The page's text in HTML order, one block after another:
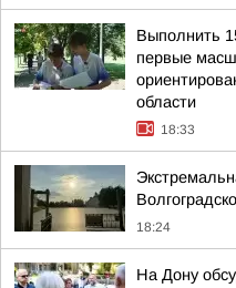
Выполнить
первые
области
18:33
18:24
На Дону